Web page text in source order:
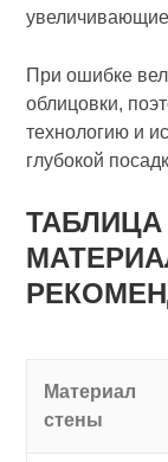
При ошибке
облицовки,
технологию и
глубокой
Материал
стены